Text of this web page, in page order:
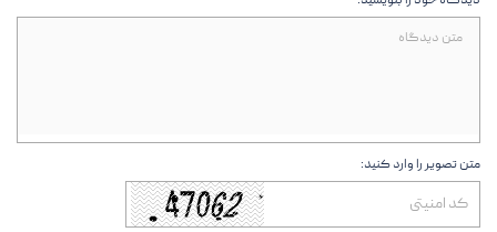
متن تصویر را وارد کنید: